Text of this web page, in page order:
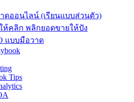
ดออนไลน์ (เรียนแบบส่วนตัว)
ให้คลิก พลิกยอดขายให้ปัง
แบบมือวาด
Tips